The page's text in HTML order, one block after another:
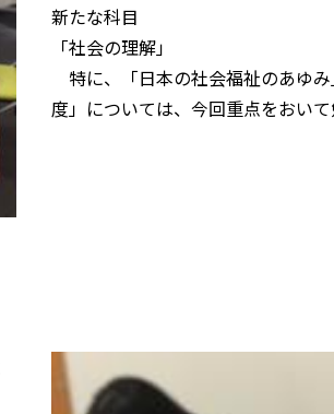
新たな科目
「社会の理解」
特に、「日本の社会福祉のあゆ
度」については、今回重点をおいて